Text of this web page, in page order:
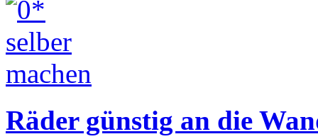
Räder günstig an die